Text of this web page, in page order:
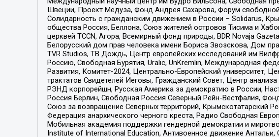
Швеции, Проект Медуза, Фонд Андрея Сахарова, Форум
Солидарность с гражданским движением в России – Solidarus,
общества Россия, Беллона, Союз жителей островов Тисима и
церквей TCCN, Агора, Всемирный фонд природы, BDR Novaja
Белорусский дом прав человека имени Бориса Звозскова, Дом
TVR Studios, ТВ Дождь, Центр европейских исследований им
Россию, Свободная Бурятия, Uralic, UnKremlin, Международная
Развития, Комитет-2024, Центрально-Европейский университет,
трактатов Свидетелей Иеговы, Гражданский Совет, Центр
РЭНД корпорейшн, Русская Америка за демократию в России,
Россия Берлин, Свободная Россия Северный Рейн-Вестфалия,
Союз за возвращение Северных территорий, Крымскотатарский
Федерация анархического черного креста, Радио Свободная
Мобильная академия поддержки гендерной демократии и
Institute of International Education, Антивоенное движение